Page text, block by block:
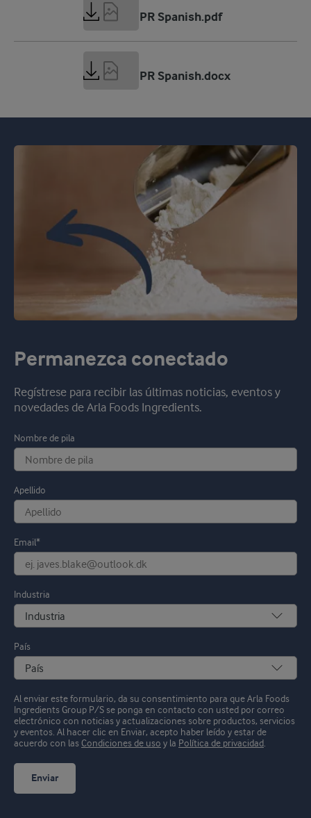
Whey 360 PR Spanish.pdf
252 KB
Whey 360 PR Spanish.docx
Permanezca conectado
Regístrese para recibir las últimas noticias, eventos y
novedades de Arla Foods Ingredients.
Nombre de pila
Apellido
Email*
Industria
País
Al enviar este formulario, da su consentimiento para que Arla Foods
Ingredients Group P/S se ponga en contacto con usted por correo
electrónico con noticias y actualizaciones sobre productos, servicios
y eventos. Al hacer clic en Enviar, acepto haber leído y estar de
acuerdo con las Condiciones de uso y la Política de privacidad.
Enviar